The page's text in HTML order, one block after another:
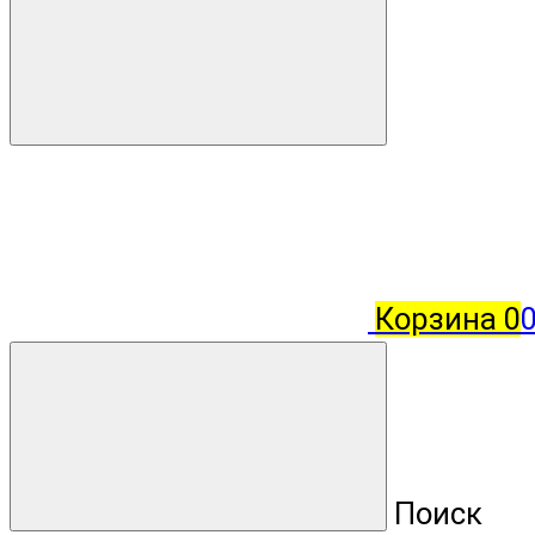
Корзина 0
Поиск